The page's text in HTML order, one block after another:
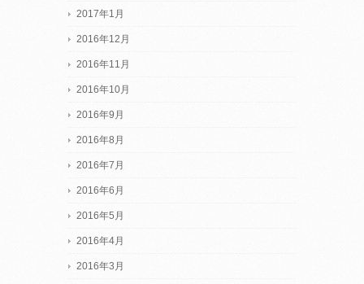
2017年1月
2016年12月
2016年11月
2016年10月
2016年9月
2016年8月
2016年7月
2016年6月
2016年5月
2016年4月
2016年3月